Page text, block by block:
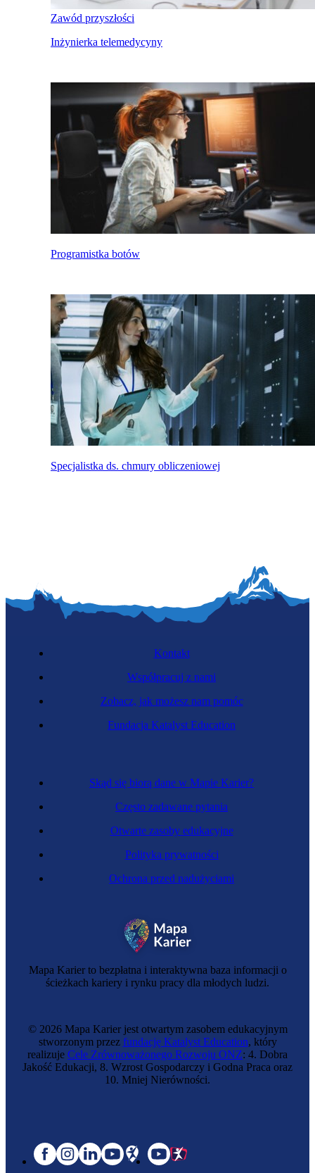
Zawód przyszłości
Inżynierka telemedycyny
Programistka botów
Specjalistka ds. chmury obliczeniowej
Mapa Karier to bezpłatna i interaktywna baza informacji o
ścieżkach kariery i rynku pracy dla młodych ludzi.
Skąd się biorą dane w Mapie Karier?
Często zadawane pytania
Otwarte zasoby edukacyjne
Polityka prywatności
Ochrona przed nadużyciami
Kontakt
Współpracuj z nami
Zobacz, jak możesz nam pomóc
Fundacja Katalyst Education
© 2026 Mapa Karier jest otwartym zasobem edukacyjnym
stworzonym przez fundację Katalyst Education, który
realizuje Cele Zrównoważonego Rozwoju ONZ: 4. Dobra
Jakość Edukacji, 8. Wzrost Gospodarczy i Godna Praca oraz
10. Mniej Nierówności.